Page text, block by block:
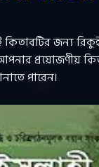
জন্য
প্রয়োজণীয়
পারেন।